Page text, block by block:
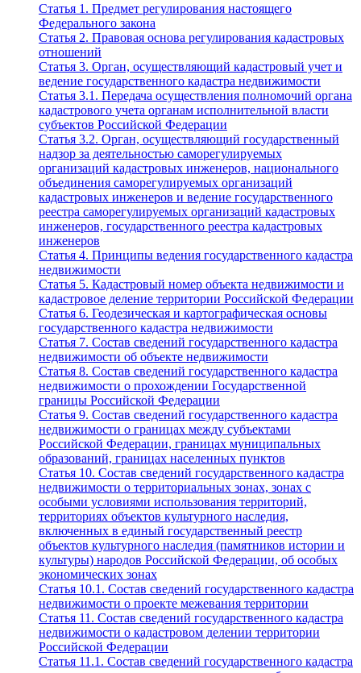
Статья 1. Предмет регулирования настоящего
Федерального закона
Статья 2. Правовая основа регулирования кадастровых
отношений
Статья 3. Орган, осуществляющий кадастровый учет и
ведение государственного кадастра недвижимости
Статья 3.1. Передача осуществления полномочий органа
кадастрового учета органам исполнительной власти
субъектов Российской Федерации
Статья 3.2. Орган, осуществляющий государственный
надзор за деятельностью саморегулируемых
организаций кадастровых инженеров, национального
объединения саморегулируемых организаций
кадастровых инженеров и ведение государственного
реестра саморегулируемых организаций кадастровых
инженеров, государственного реестра кадастровых
инженеров
Статья 4. Принципы ведения государственного кадастра
недвижимости
Статья 5. Кадастровый номер объекта недвижимости и
кадастровое деление территории Российской Федерации
Статья 6. Геодезическая и картографическая основы
государственного кадастра недвижимости
Статья 7. Состав сведений государственного кадастра
недвижимости об объекте недвижимости
Статья 8. Состав сведений государственного кадастра
недвижимости о прохождении Государственной
границы Российской Федерации
Статья 9. Состав сведений государственного кадастра
недвижимости о границах между субъектами
Российской Федерации, границах муниципальных
образований, границах населенных пунктов
Статья 10. Состав сведений государственного кадастра
недвижимости о территориальных зонах, зонах с
особыми условиями использования территорий,
территориях объектов культурного наследия,
включенных в единый государственный реестр
объектов культурного наследия (памятников истории и
культуры) народов Российской Федерации, об особых
экономических зонах
Статья 10.1. Состав сведений государственного кадастра
недвижимости о проекте межевания территории
Статья 11. Состав сведений государственного кадастра
недвижимости о кадастровом делении территории
Российской Федерации
Статья 11.1. Состав сведений государственного кадастра